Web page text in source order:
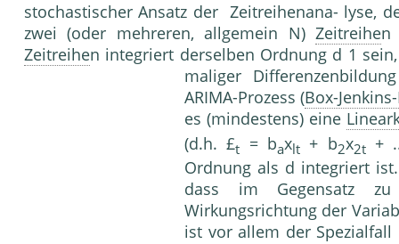
stochastischer Ansatz der Zeitreihenana- lyse,
zwei (oder mehreren, allgemein N) Zeitreihen
Zeitreihen integriert derselben Ordnung d 1
maliger
ARIMA-Prozess (Box-
es (mindestens) eine
(d.h. £t = baxlt + b2x2t+
Ordnung als d integriert
dass im Gegensatz
Wirkungsrichtung der
ist vor allem der Spezialfall